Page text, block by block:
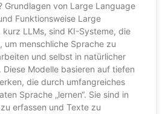
Grundlagen von Large Language
Funktionsweise Large
kurz LLMs, sind KI-Systeme, die
um menschliche Sprache zu
und selbst in natürlicher
Diese Modelle basieren auf tiefen
die durch umfangreiches
Sprache „lernen“. Sie sind in
erfassen und Texte zu